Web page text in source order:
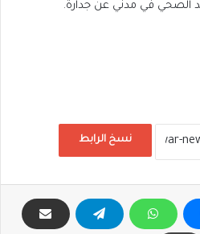
الصحي في مدني عن جدارة.
نسخ الرابط